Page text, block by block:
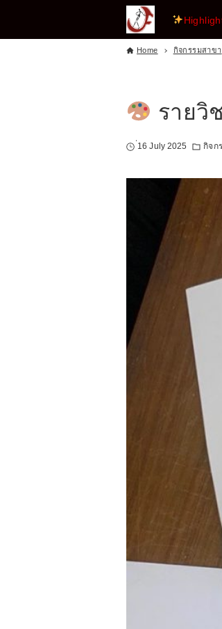
Home กิจกรรมสาขา
รายวิ
่16 July 2025 กิจก